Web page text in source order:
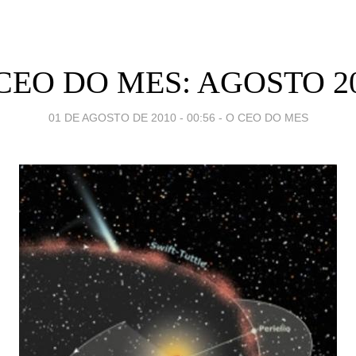
DO MES: AGOSTO
01 DE AGOSTO DE 2010 - 00:56 - O CEO DO MES